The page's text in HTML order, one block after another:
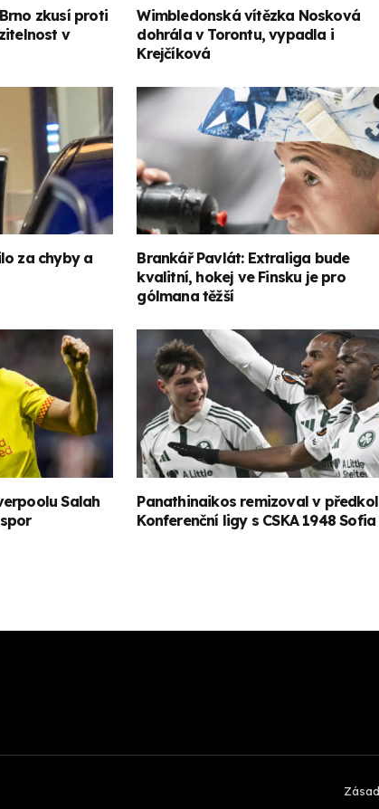
zkusí proti
v
Wimbledonská vítězka Nosková
dohrála v Torontu, vypadla i
Krejčíková
za chyby a
Brankář Pavlát: Extraliga bude
kvalitní, hokej ve Finsku je pro
gólmana těžší
Salah
Panathinaikos remizoval v
Konferenční ligy s CSKA 1948 Sofia